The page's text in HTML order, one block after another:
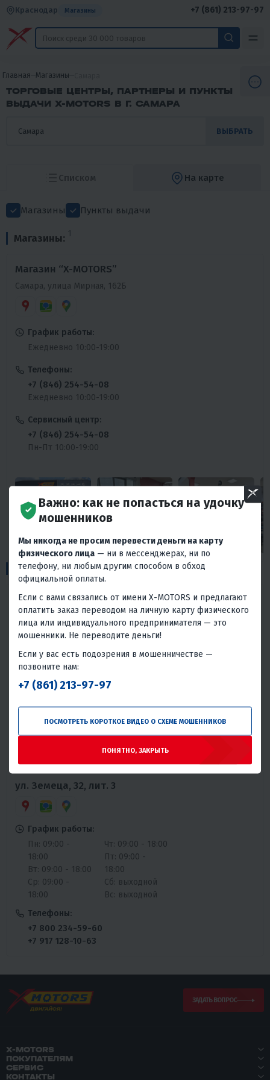
Краснодар Магазины +7 (861) 213-97-97
Главная Магазины
ТОРГОВЫЕ ЦЕНТРЫ, ПАРТНЕРЫ И ПУНКТЫ
ВЫДАЧИ X-MOTORS В Г. САМАРА
ВЫБРАТЬ
Списком На карте
Магазины Пункты выдачи
Магазины: 1
Магазин “X-MOTORS”
Самара, улица Мирная, 162Б
График работы:
Ежедневно 10:00-19:00
Телефоны:
+7 (846) 254-54-08
Ежедневно 10:00-19:00
Сервисный центр:
+7 (846) 254-54-08
Пн-Пт 10:00-19:00
Пункты выдачи: 2
ул. Мирная, 160
График работы:
Пн: 08:00 -
20:00
Вт: 08:00 - 20:00
20:00
Чт: 08:00 - 20:00
20:00
Вс: 10:00 - 14:00
Телефоны:
ул. Земеца, 32, лит. 3
График работы:
Пн: 09:00 -
18:00
Вт: 09:00 - 18:00
Ср: 09:00 -
18:00
Чт: 09:00 - 18:00
Пт: 09:00 -
18:00
Сб: выходной
Вс: выходной
Телефоны:
+7 800 234-59-60
+7 917 128-10-63
ЗАДАТЬ ВОПРОС
X-MOTORS
ПОКУПАТЕЛЯМ
СЕРВИС
КОНТАКТЫ
Важно: как не попасться на удочку
мошенников
Мы никогда не просим перевести деньги на карту
физического лица — ни в мессенджерах, ни по
телефону, ни любым другим способом в обход
официальной оплаты.
Если с вами связались от имени X-MOTORS и предлагают
оплатить заказ переводом на личную карту физического
лица или индивидуального предпринимателя — это
мошенники. Не переводите деньги!
Если у вас есть подозрения в мошенничестве —
позвоните нам:
+7 (861) 213-97-97
ПОСМОТРЕТЬ КОРОТКОЕ ВИДЕО О СХЕМЕ МОШЕННИКОВ
ПОНЯТНО, ЗАКРЫТЬ